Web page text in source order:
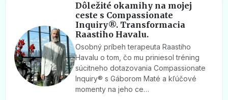
Dôležité okamihy na mojej
ceste s Compassionate
Inquiry®. Transformacia
Raastiho Havalu.
Osobný príbeh terapeuta Raastiho
Havalu o tom, čo mu priniesol tréning
súcitneho dotazovania Compassionate
Inquiry® s Gáborom Maté a kľúčové
momenty na jeho ce…